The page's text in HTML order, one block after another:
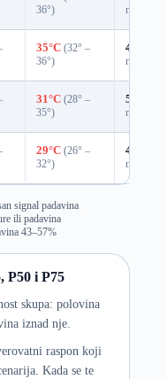
36°)
mm)
35°C (32° –
36°)
45%
mm)
31°C (28° –
35°)
53%
mm)
29°C (26° –
32°)
41%
mm)
signal padavina
ili padavina
43–57%
P50 i P75
skupa: polovina
iznad nje.
raspon koji
Kada se te